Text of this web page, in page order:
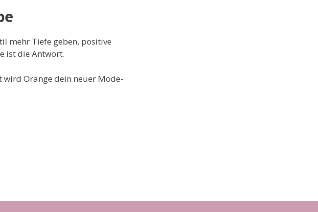
mehr Tiefe geben, positive
ist die Antwort.
wird Orange dein neuer Mode-